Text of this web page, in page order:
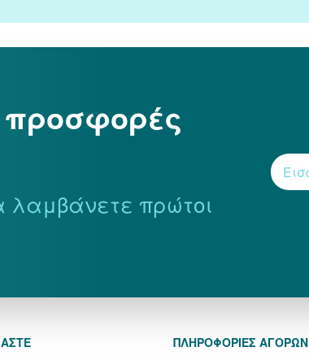
προσφορές
λαμβάνετε πρώτοι
ΠΛΗΡΟΦΟΡΙΕΣ ΑΓΟΡΩΝ